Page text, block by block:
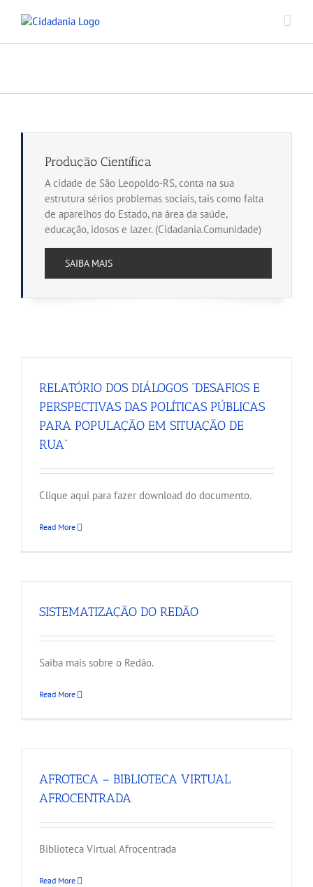
Produção Científica
A cidade de São Leopoldo-RS, conta na sua
estrutura sérios problemas sociais, tais como falta
de aparelhos do Estado, na área da saúde,
educação, idosos e lazer. (Cidadania.Comunidade)
SAIBA MAIS
RELATÓRIO DOS DIÁLOGOS “DESAFIOS E
PERSPECTIVAS DAS POLÍTICAS PÚBLICAS
PARA POPULAÇÃO EM SITUAÇÃO DE
RUA”
Clique aqui para fazer download do documento.
Read More
SISTEMATIZAÇÃO DO REDÃO
Saiba mais sobre o Redão.
Read More
AFROTECA – BIBLIOTECA VIRTUAL
AFROCENTRADA
Biblioteca Virtual Afrocentrada
Read More